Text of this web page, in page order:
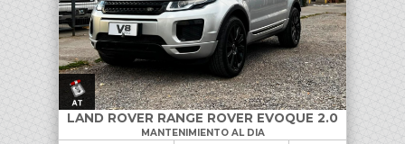
LAND ROVER RANGE ROVER EVOQUE 2.0
MANTENIMIENTO AL DIA